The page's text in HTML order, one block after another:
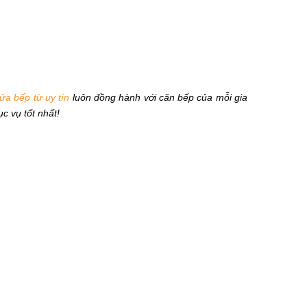
bếp từ uy tín luôn đồng hành với căn bếp của mỗi gia
vụ tốt nhất!